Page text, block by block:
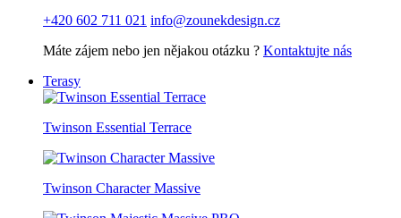
+420 602 711 021 info@zounekdesign.cz
Máte zájem nebo jen nějakou otázku ? Kontaktujte nás
Terasy
Twinson Essential Terrace
Twinson Character Massive